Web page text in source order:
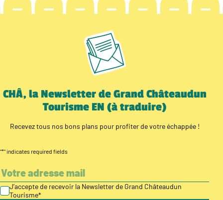
CHÂ, la Newsletter de Grand Châteaudun
Tourisme EN (à traduire)
Recevez tous nos bons plans pour profiter de votre échappée !
"*" indicates required fields
J’accepte de recevoir la Newsletter de Grand Châteaudun
Tourisme*